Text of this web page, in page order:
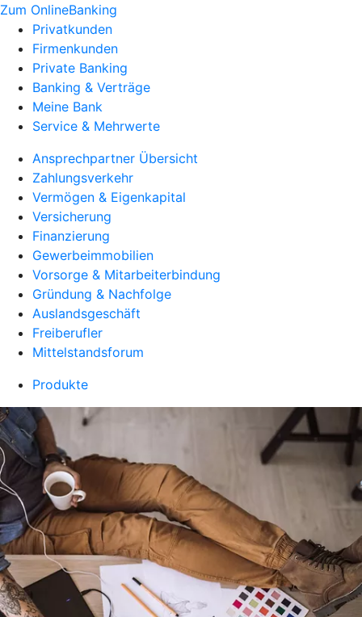
Zum OnlineBanking
Privatkunden
Firmenkunden
Private Banking
Banking & Verträge
Meine Bank
Service & Mehrwerte
Ansprechpartner Übersicht
Zahlungsverkehr
Vermögen & Eigenkapital
Versicherung
Finanzierung
Gewerbeimmobilien
Vorsorge & Mitarbeiterbindung
Gründung & Nachfolge
Auslandsgeschäft
Freiberufler
Mittelstandsforum
Produkte